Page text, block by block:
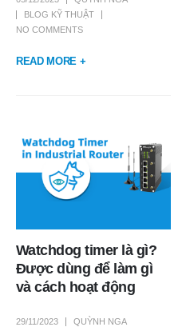
BLOG KỸ THUẬT
NO COMMENTS
READ MORE +
Watchdog timer là gì?
Được dùng để làm gì
và cách hoạt động
29/11/2023
QUỲNH NGA